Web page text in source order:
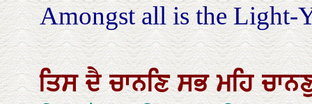
Amongst all is the Light-
ਤਿਸਦੈਚਾਨਣਿਸਭਮਹਿ